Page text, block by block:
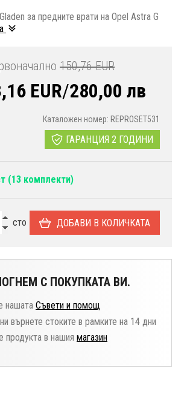
за предните врати на Opel Astra G
150,76 EUR
EUR/280,00 лв
Каталожен номер: REPROSET531
ГАРАНЦИЯ 2 ГОДИНИ
(13 комплекти)
сто ДОБАВИ В КОЛИЧКАТА
С ПОКУПКАТА ВИ.
нашата Съвети и помощ
върнете стоките в рамките на 14 дни
продукта в нашия магазин